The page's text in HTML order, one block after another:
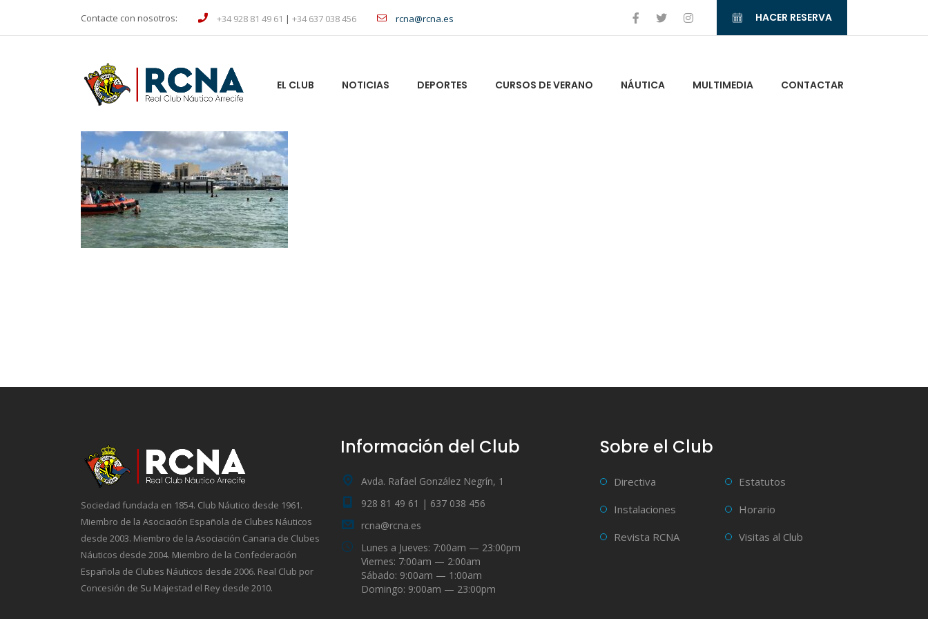
Contacte con nosotros: +34 928 81 49 61 | +34 637 038 456 rcna@rcna.es HACER RESERVA
EL CLUB NOTICIAS DEPORTES CURSOS DE VERANO NÁUTICA MULTIMEDIA CONTACTAR
Sociedad fundada en 1854. Club Náutico desde 1961.
Miembro de la Asociación Española de Clubes Náuticos
desde 2003. Miembro de la Asociación Canaria de Clubes
Náuticos desde 2004. Miembro de la Confederación
Española de Clubes Náuticos desde 2006. Real Club por
Concesión de Su Majestad el Rey desde 2010.
Información del Club
Avda. Rafael González Negrín, 1
928 81 49 61 | 637 038 456
rcna@rcna.es
Lunes a Jueves: 7:00am — 23:00pm
Viernes: 7:00am — 2:00am
Sábado: 9:00am — 1:00am
Domingo: 9:00am — 23:00pm
Sobre el Club
Directiva
Estatutos
Instalaciones
Horario
Revista RCNA
Visitas al Club